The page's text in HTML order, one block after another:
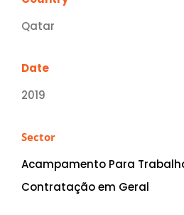
Qatar
Date
2019
Sector
Acampamento Para
Contratação em Geral